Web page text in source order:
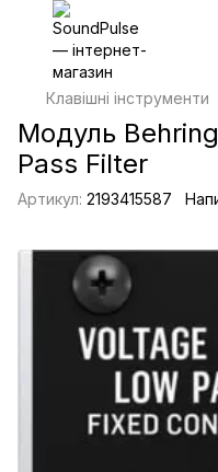
Клавішні інструменти
Модуль
Pass Filter
Артикул: 2193415587